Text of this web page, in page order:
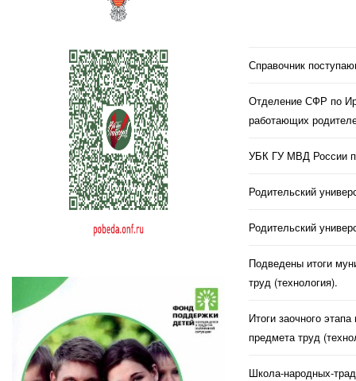
Справочник
Отделение СФР по
работающих
УБК ГУ МВД России
Родительский
Родительский
Подведены итоги
труд (технология).
Итоги заочного
предмета труд
Школа-народных-